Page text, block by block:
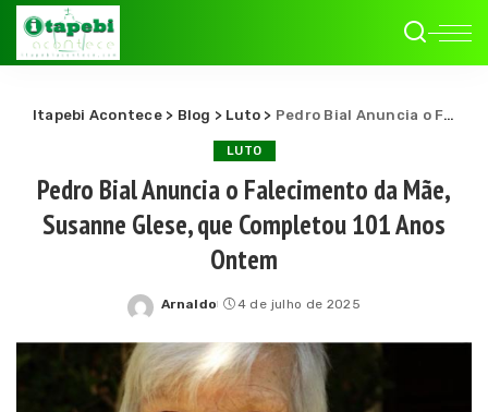
Itapebi Acontece> Blog > Luto > Pedro Bial Anuncia o Falecimento da Mãe, Susanne Glese, que Completou 101 Anos Ontem
LUTO
Pedro Bial Anuncia o Falecimento da Mãe,
Susanne Glese, que Completou 101 Anos
Ontem
Posted
Arnaldo 4 de julho de 2025